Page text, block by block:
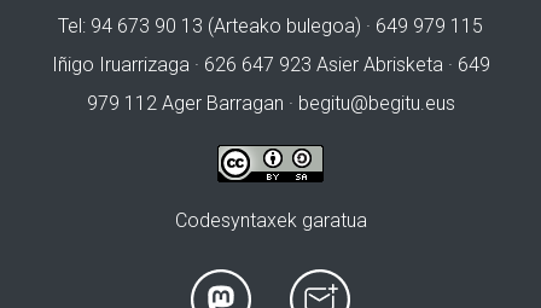
Tel: 94 673 90 13 (Arteako bulegoa) · 649 979 115
Iñigo Iruarrizaga · 626 647 923 Asier Abrisketa · 649
979 112 Ager Barragan · begitu@begitu.eus
Codesyntaxek garatua